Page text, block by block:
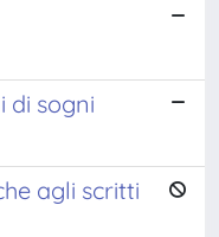
di sogni
agli scritti